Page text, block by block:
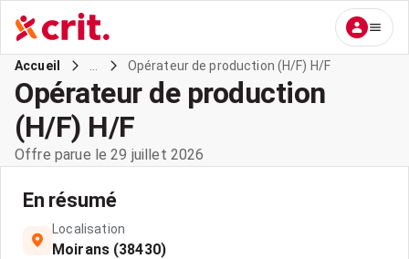
Accueil Opérateur de production (H/F) H/F
Opérateur de production
(H/F) H/F
Offre parue le 29 juillet 2026
En résumé
Localisation
Moirans (38430)